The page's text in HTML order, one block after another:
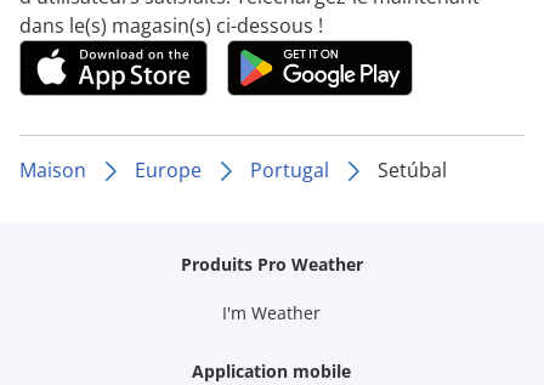
dans le(s) magasin(s) ci-dessous !
Maison Europe Portugal Setúbal
Produits Pro Weather
I'm Weather
Application mobile